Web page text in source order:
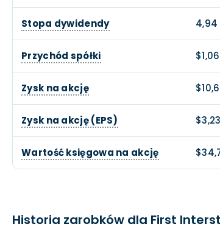
Stopa dywidendy 4,94
Przychód spółki
Zysk na akcję $10,6
Zysk na akcję (EPS) $3,23
Wartość księgowa na akcję
Historia zarobków dla First